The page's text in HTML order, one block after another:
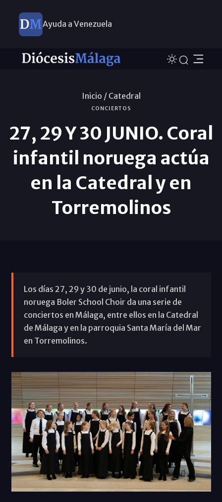
Ayuda a Venezuela
Inicio / Catedral
CONCIERTOS
27, 29 Y 30 JUNIO. Coral
infantil noruega actúa
en la Catedral y en
Torremolinos
Los días 27, 29 y 30 de junio, la coral infantil
noruega Boler School Choir da una serie de
conciertos en Málaga, entre ellos en la Catedral
de Málaga y en la parroquia Santa María del Mar
en Torremolinos.